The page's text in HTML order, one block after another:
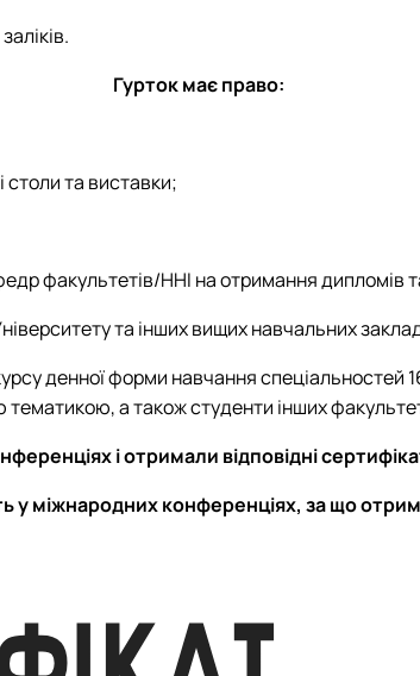
Гурток має право:
столи та виставки;
факультетів/ННІ на отримання дипломів
та інших вищих навчальних
денної форми навчання спеціальностей 162
а також студенти інших
і отримали відповідні
міжнародних конференціях, за що